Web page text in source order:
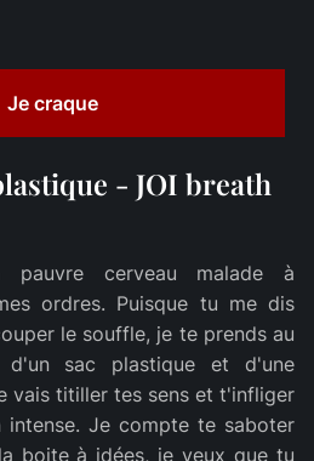
Je craque
- JOI breath
pauvre cerveau malade à
ordres. Puisque tu me dis
le souffle, je te prends au
d'un sac plastique et d'une
vais titiller tes sens et t'infliger
intense. Je compte te saboter
boite à idées, je veux que tu